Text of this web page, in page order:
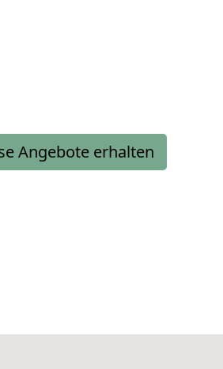
Angebote erhalten